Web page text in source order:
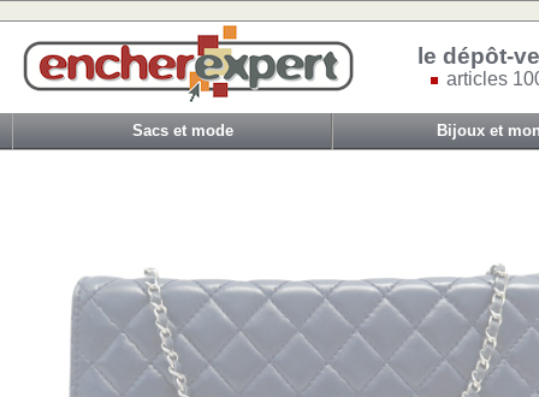
le dépôt-
articles
Sacs et mode Bijoux et